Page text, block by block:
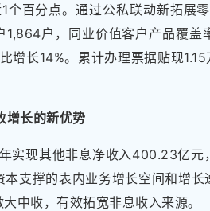
个百分点。通过公私联动新拓展
1,864户，同业价值客户产品覆
增长14%。累计办理票据贴现
增长的新优势
实现其他非息净收入400.23亿
支撑的表内业务增长空间和增
中收，有效拓宽非息收入来源。